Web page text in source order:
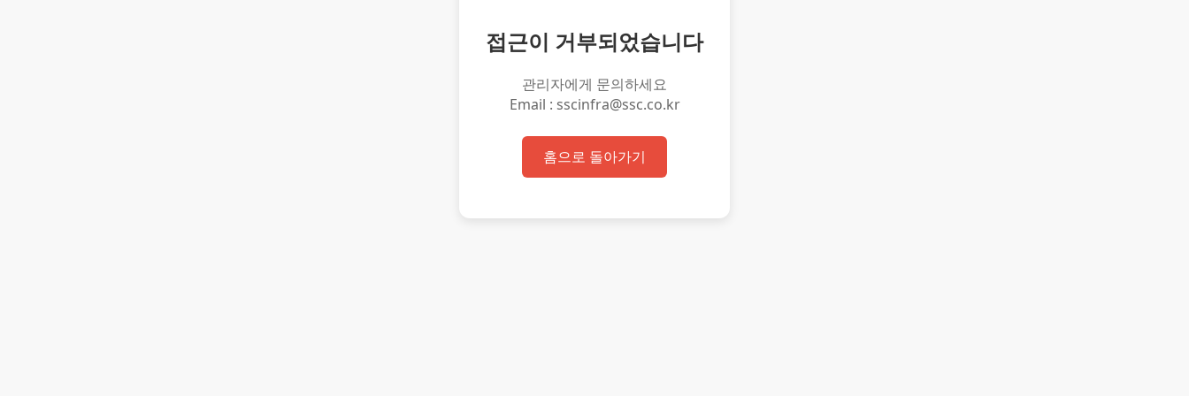
접근이 거부되었습니다
관리자에게 문의하세요
Email : sscinfra@ssc.co.kr
홈으로 돌아가기